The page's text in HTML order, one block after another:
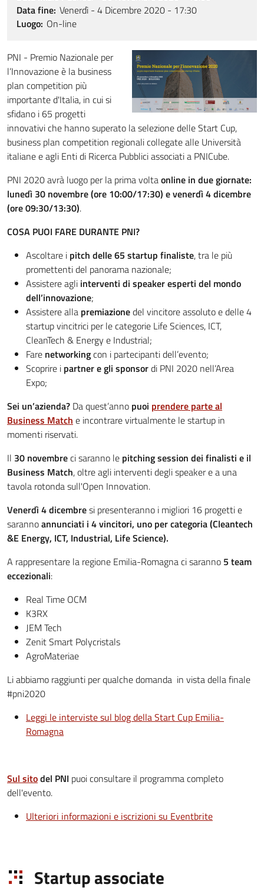
Data fine Venerdì - 4 Dicembre 2020 - 17:30
Luogo On-line
PNI - Premio Nazionale per
l’Innovazione è la business
plan competition più
importante d'Italia, in cui si
sfidano i 65 progetti
innovativi che hanno superato la selezione delle Start Cup,
business plan competition regionali collegate alle Università
italiane e agli Enti di Ricerca Pubblici associati a PNICube.
PNI 2020 avrà luogo per la prima voltaonline in due giornate:
lunedì 30 novembre (ore 10:00/17:30) e venerdì 4 dicembre
(ore 09:30/13:30).
COSA PUOI FARE DURANTE PNI?
Ascoltare i pitch delle 65 startup finaliste, tra le più
promettenti del panorama nazionale;
Assistere agli interventi di speaker esperti del mondo
dell’innovazione;
Assistere alla premiazionedel vincitore assoluto e delle 4
startup vincitrici per le categorie Life Sciences, ICT,
CleanTech & Energy e Industrial;
Fare networkingcon i partecipanti dell’evento;
Scoprire i partner e gli sponsordi PNI 2020 nell’Area
Expo;
Sei un’azienda? Da quest’anno puoi prendere parte al
Business Match e incontrare virtualmente le startup in
momenti riservati.
Il 30 novembreci saranno le pitching session dei finalisti e il
Business Match, oltre agli interventi degli speaker e a una
tavola rotonda sull'Open Innovation.
Venerdì 4 dicembresi presenteranno i migliori 16 progetti e
sarannoannunciati i 4 vincitori, uno per categoria (Cleantech
&E Energy, ICT, Industrial, Life Science).
A rappresentare la regione Emilia-Romagna ci saranno 5 team
eccezionali:
Real Time OCM
K3RX
JEM Tech
Zenit Smart Polycristals
AgroMateriae
Li abbiamo raggiunti per qualche domanda in vista della finale
#pni2020
Leggi le interviste sul blog della Start Cup Emilia-
Romagna
Sul sitodel PNI puoi consultare il programma completo
dell'evento.
Ulteriori informazioni e iscrizioni su Eventbrite
Startup associate